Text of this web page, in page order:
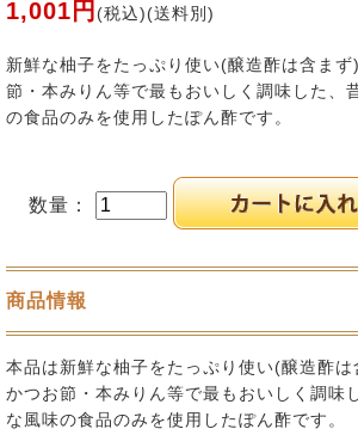
1,001円 (税込)(送料別)
新鮮な柚子をたっぷり使い(醸造酢は含ま
節・本みりん等で最もおいしく調味した、
の食品のみを使用したぽん酢です。
数量：
商品情報
本品は新鮮な柚子をたっぷり使い(醸造酢は
かつお節・本みりん等で最もおいしく調味
な風味の食品のみを使用したぽん酢です。